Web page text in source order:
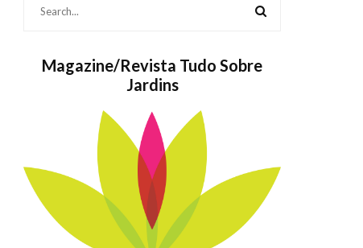
Bolos também
são Jardins
Magazine/Revista Tudo Sobre
Jardins